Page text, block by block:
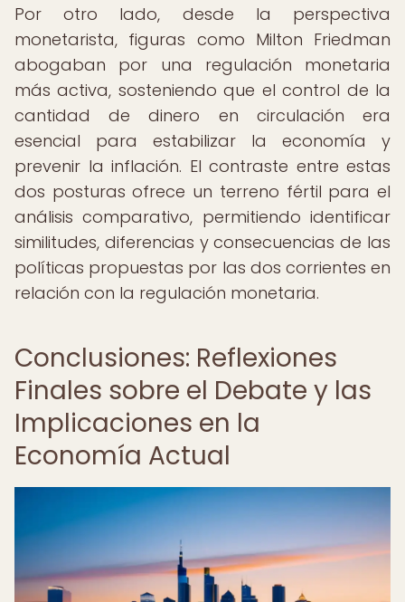
Por otro lado, desde la perspectiva
monetarista, figuras como Milton Friedman
abogaban por una regulación monetaria
más activa, sosteniendo que el control de la
cantidad de dinero en circulación era
esencial para estabilizar la economía y
prevenir la inflación. El contraste entre estas
dos posturas ofrece un terreno fértil para el
análisis comparativo, permitiendo identificar
similitudes, diferencias y consecuencias de las
políticas propuestas por las dos corrientes en
relación con la regulación monetaria.
Conclusiones: Reflexiones
Finales sobre el Debate y las
Implicaciones en la
Economía Actual